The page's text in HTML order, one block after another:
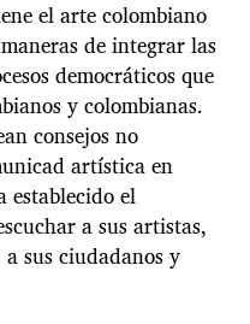
el arte colombiano
de integrar las
democráticos que
y colombianas.
consejos no
artística en
establecido el
a sus artistas,
sus ciudadanos y